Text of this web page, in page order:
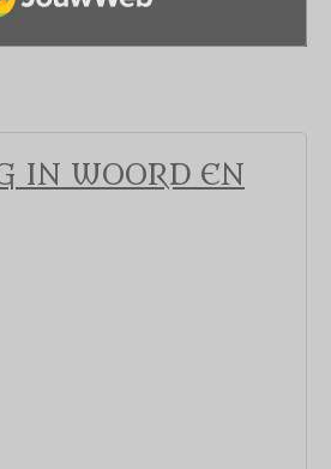
IN WOORD EN